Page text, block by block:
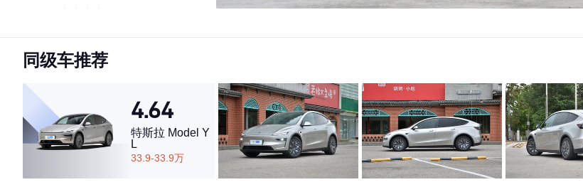
·内饰表现一般，低于56%同级车
·空间表现一般，低于100%同级车
同级车推荐
4.64
特斯拉 Model Y
L
33.9-33.9万